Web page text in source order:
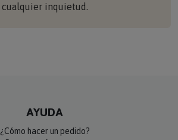
cualquier inquietud.
AYUDA
¿Cómo hacer un pedido?